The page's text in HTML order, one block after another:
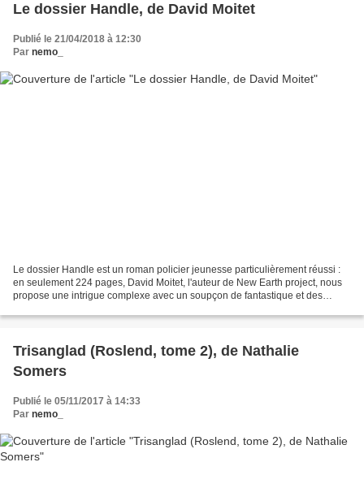
Le dossier Handle, de David Moitet
Publié le 21/04/2018 à 12:30
Par nemo_
Le dossier Handle est un roman policier jeunesse particulièrement réussi :
en seulement 224 pages, David Moitet, l'auteur de New Earth project, nous
propose une intrigue complexe avec un soupçon de fantastique et des
Trisanglad (Roslend, tome 2), de Nathalie
Somers
Publié le 05/11/2017 à 14:33
Par nemo_